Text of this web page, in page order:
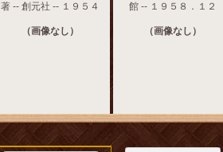
著 -- 創元社 -- １９５４
（画像なし）
館 -- １９５８．１２
（画像なし）